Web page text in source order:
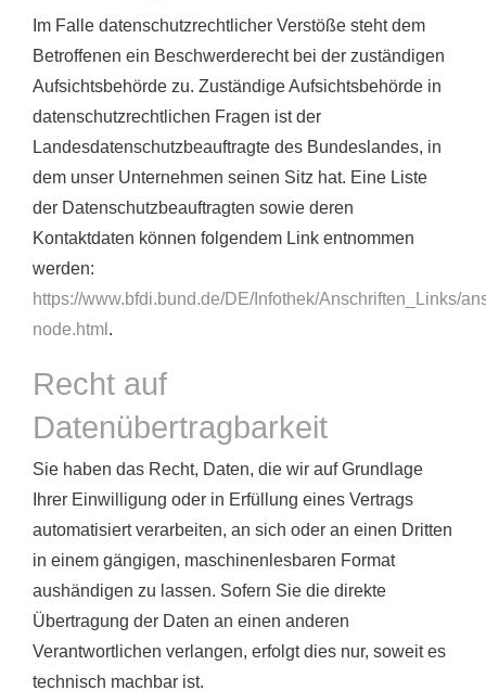
Im Falle datenschutzrechtlicher Verstöße steht dem
Betroffenen ein Beschwerderecht bei der zuständigen
Aufsichtsbehörde zu. Zuständige Aufsichtsbehörde in
datenschutzrechtlichen Fragen ist der
Landesdatenschutzbeauftragte des Bundeslandes, in
dem unser Unternehmen seinen Sitz hat. Eine Liste
der Datenschutzbeauftragten sowie deren
Kontaktdaten können folgendem Link entnommen
werden:
https://www.bfdi.bund.de/DE/Infothek/Anschriften_Links/
node.html .
Recht auf
Datenübertragbarkeit
Sie haben das Recht, Daten, die wir auf Grundlage
Ihrer Einwilligung oder in Erfüllung eines Vertrags
automatisiert verarbeiten, an sich oder an einen Dritten
in einem gängigen, maschinenlesbaren Format
aushändigen zu lassen. Sofern Sie die direkte
Übertragung der Daten an einen anderen
Verantwortlichen verlangen, erfolgt dies nur, soweit es
technisch machbar ist.